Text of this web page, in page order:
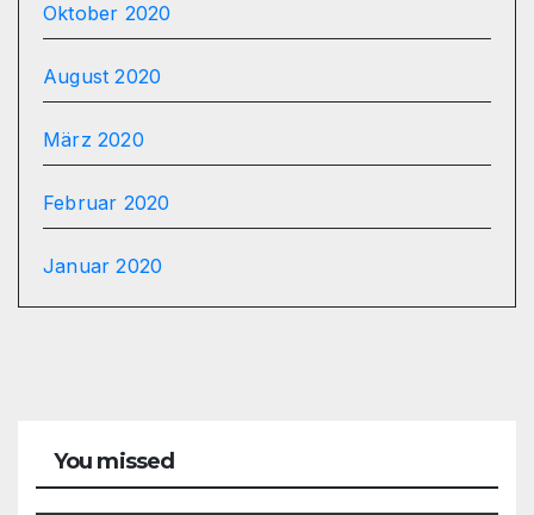
Oktober 2020
August 2020
März 2020
Februar 2020
Januar 2020
You missed